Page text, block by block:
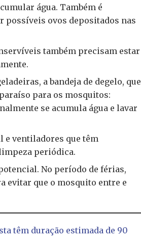
água. Também é
possíveis ovos depositados nas
também precisam estar
a bandeja de degelo, que
para os mosquitos:
se acumula água e lavar
e ventiladores que têm
periódica.
No período de férias,
evitar que o mosquito entre e
têm duração estimada de 90